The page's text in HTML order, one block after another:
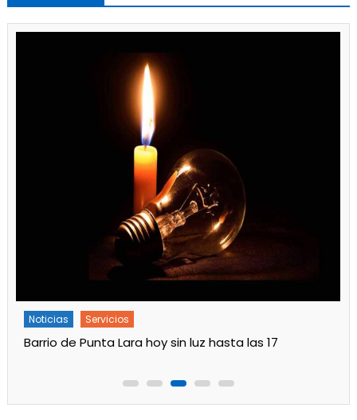
Noticias Servicios
Barrio de Punta Lara hoy sin luz hasta las 17